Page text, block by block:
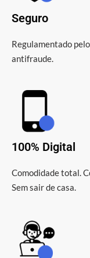
Seguro
Regulamentado
antifraude.
100% Digital
Comodidade total.
Sem sair de casa.